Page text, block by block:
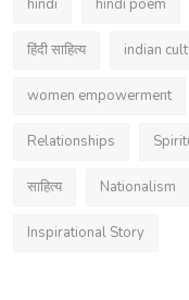
hindi hindi poem
हिंदी साहित्य indian
women empowerment
Relationships
साहित्य Nationalism
Inspirational Story